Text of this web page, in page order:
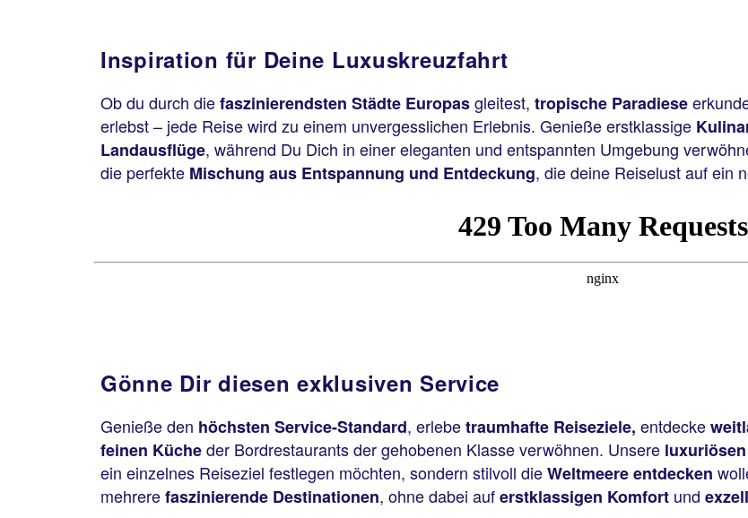
Inspiration für Deine Luxuskreuzfahrt
Ob du durch diefaszinierendsten Städte Europasgleitest, tropische Paradiese
erlebst – jede Reise wird zu einem unvergesslichen Erlebnis. Genieße erstklassige
Landausflüge, während Du Dich in einer eleganten und entspannten Umgebung
die perfekte Mischung aus Entspannung und Entdeckung, die deine Reiselust auf ein
Gönne Dir diesen exklusiven Service
Genieße den höchsten Service-Standard, erlebetraumhafte Reiseziele, entdecke
feinen Kücheder Bordrestaurants der gehobenen Klasse verwöhnen. Unsere
ein einzelnes Reiseziel festlegen möchten, sondern stilvoll dieWeltmeere entdecken
mehrerefaszinierende Destinationen, ohne dabei auferstklassigen Komfort und